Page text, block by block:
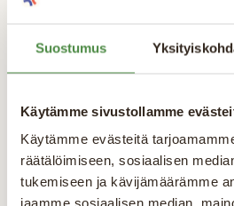
Suostumus
Käytämme sivustollamme
Käytämme evästeitä
räätälöimiseen, sosiaalisen
tukemiseen ja kävijämäärämme
jaamme sosiaalisen median,
Arbetsmiljöplan
Kom ihåg
Arbetsmiljö
Testa att